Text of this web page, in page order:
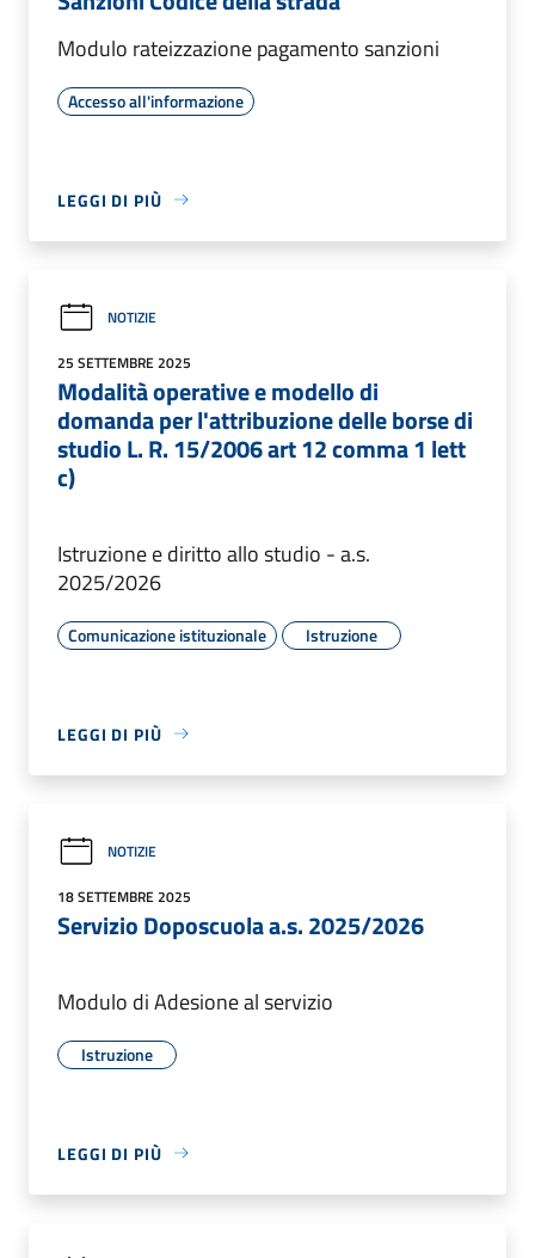
Modulo rateizzazione pagamento sanzioni
Accesso all'informazione
LEGGI DI PIÙ
NOTIZIE
25 SETTEMBRE 2025
Modalità operative e modello di
domanda per l'attribuzione delle borse di
studio L. R. 15/2006 art 12 comma 1 lett
c)
Istruzione e diritto allo studio - a.s.
2025/2026
Comunicazione istituzionale Istruzione
LEGGI DI PIÙ
NOTIZIE
18 SETTEMBRE 2025
Servizio Doposcuola a.s. 2025/2026
Modulo di Adesione al servizio
Istruzione
LEGGI DI PIÙ